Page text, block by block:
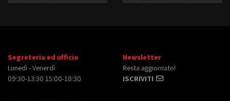
Segreteria ed ufficio
Lunedì - Venerdì
09:30-13:30 15:00-18:30
Newsletter
Resta aggiornato!
ISCRIVITI